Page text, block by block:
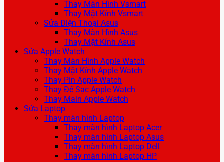
Thay Màn Hình Vsmart
Thay Mặt Kính Vsmart
Sửa Điện Thoại Asus
Thay Màn Hình Asus
Thay Mặt Kính Asus
Sửa Apple Watch
Thay Màn Hình Apple Watch
Thay Mặt Kính Apple Watch
Thay Pin Apple Watch
Thay Đế Sạc Apple Watch
Thay Main Apple Watch
Sửa Laptop
Thay màn hình Laptop
Thay màn hình Laptop Acer
Thay màn hình Laptop Asus
Thay màn hình Laptop Dell
Thay màn hình Laptop HP